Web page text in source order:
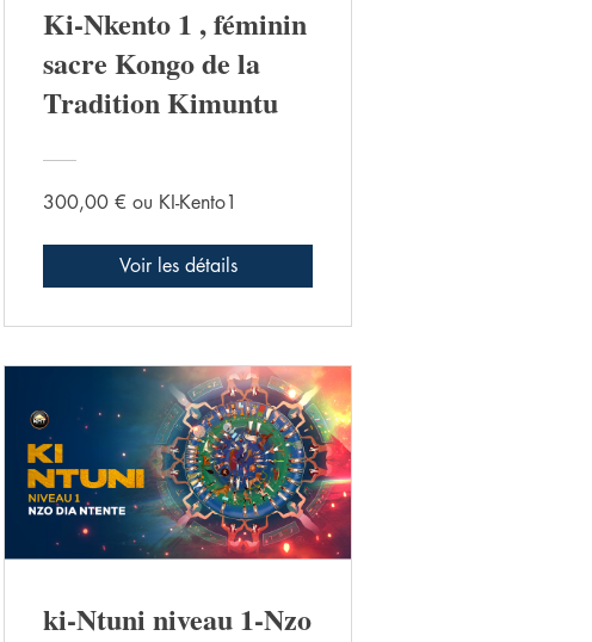
Ki-Nkento 1 , féminin
sacre Kongo de la
Tradition Kimuntu
300,00 € ou KI-Kento1
Voir les détails
ki-Ntuni niveau 1-Nzo